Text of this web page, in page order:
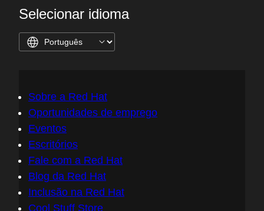
Selecionar idioma
Sobre a Red Hat
Oportunidades de emprego
Eventos
Escritórios
Fale com a Red Hat
Blog da Red Hat
Inclusão na Red Hat
Cool Stuff Store